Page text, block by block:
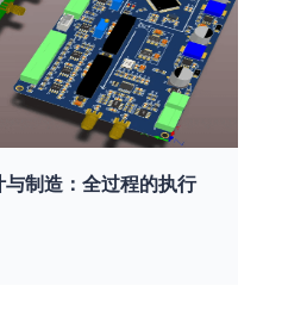
制造：全过程的执行